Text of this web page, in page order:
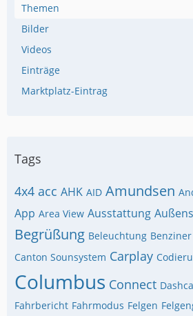
Themen
Bilder
Videos
Einträge
Marktplatz-Eintrag
Tags
4x4 acc AHK AID Amundsen
App Area View Ausstattung
Begrüßung Beleuchtung Benziner
Canton Sounsystem Carplay
Columbus Connect
Fahrbericht Fahrmodus Felgen